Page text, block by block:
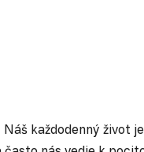
každodenný